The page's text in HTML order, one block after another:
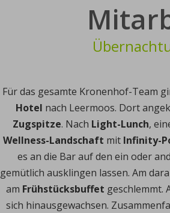
Für das gesamte Kronenhof-Team
Hotel nach Leermoos. Dort
Zugspitze. Nach Light-Lunch,
Wellness-Landschaft mit Infinity-
es an die Bar auf den ein oder
gemütlich ausklingen lassen. Am
am Frühstücksbuffet geschlemmt.
sich hinausgewachsen.